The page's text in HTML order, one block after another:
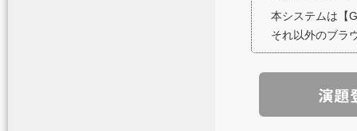
本システムは【
それ以外のブラ